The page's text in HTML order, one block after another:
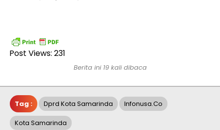
Post Views: 231
Berita ini 19 kali dibaca
Tag : Dprd Kota Samarinda Infonusa.co
Kota Samarinda